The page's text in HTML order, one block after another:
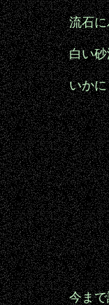
流石
白い
いか
今ま